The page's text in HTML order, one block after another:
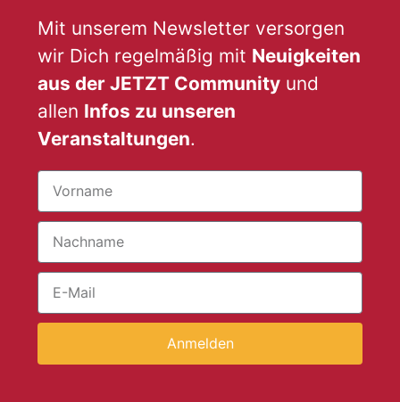
Mit unserem Newsletter versorgen
wir Dich regelmäßig mit Neuigkeiten
aus der JETZT Community und
allen Infos zu unseren
Veranstaltungen.
Anmelden